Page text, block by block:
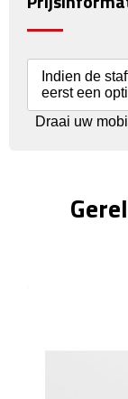
Auto onderhoud
Indien de
eerst een
Draai uw